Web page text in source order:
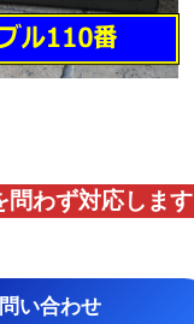
問わず対応します
い合わせ